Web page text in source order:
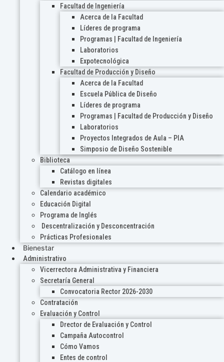
Facultad de Ingeniería
Acerca de la Facultad
Líderes de programa
Programas | Facultad de Ingeniería
Laboratorios
Expotecnológica
Facultad de Producción y Diseño
Acerca de la Facultad
Escuela Pública de Diseño
Líderes de programa
Programas | Facultad de Producción y Diseño
Laboratorios
Proyectos Integrados de Aula – PIA
Simposio de Diseño Sostenible
Biblioteca
Catálogo en línea
Revistas digitales
Calendario académico
Educación Digital
Programa de Inglés
Descentralización y Desconcentración
Prácticas Profesionales
Bienestar
Administrativo
Vicerrectora Administrativa y Financiera
Secretaría General
Convocatoria Rector 2026-2030
Contratación
Evaluación y Control
Drector de Evaluación y Control
Campaña Autocontrol
Cómo Vamos
Entes de control